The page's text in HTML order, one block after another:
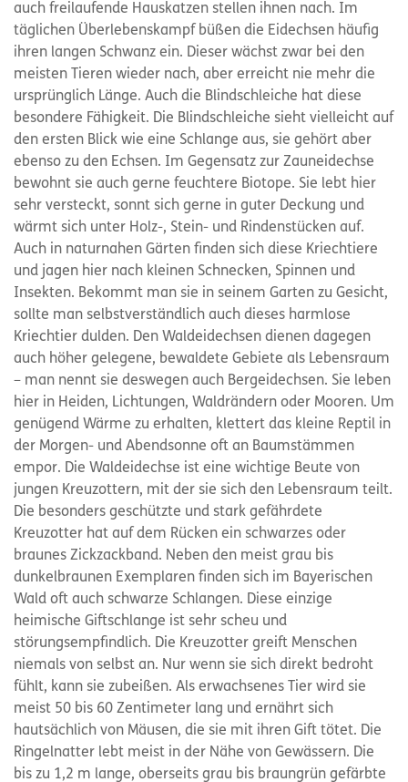
auch freilaufende Hauskatzen stellen ihnen nach. Im
täglichen Überlebenskampf büßen die Eidechsen häufig
ihren langen Schwanz ein. Dieser wächst zwar bei den
meisten Tieren wieder nach, aber erreicht nie mehr die
ursprünglich Länge. Auch die Blindschleiche hat diese
besondere Fähigkeit. Die Blindschleiche sieht vielleicht auf
den ersten Blick wie eine Schlange aus, sie gehört aber
ebenso zu den Echsen. Im Gegensatz zur Zauneidechse
bewohnt sie auch gerne feuchtere Biotope. Sie lebt hier
sehr versteckt, sonnt sich gerne in guter Deckung und
wärmt sich unter Holz-, Stein- und Rindenstücken auf.
Auch in naturnahen Gärten finden sich diese Kriechtiere
und jagen hier nach kleinen Schnecken, Spinnen und
Insekten. Bekommt man sie in seinem Garten zu Gesicht,
sollte man selbstverständlich auch dieses harmlose
Kriechtier dulden. Den Waldeidechsen dienen dagegen
auch höher gelegene, bewaldete Gebiete als Lebensraum
– man nennt sie deswegen auch Bergeidechsen. Sie leben
hier in Heiden, Lichtungen, Waldrändern oder Mooren. Um
genügend Wärme zu erhalten, klettert das kleine Reptil in
der Morgen- und Abendsonne oft an Baumstämmen
empor. Die Waldeidechse ist eine wichtige Beute von
jungen Kreuzottern, mit der sie sich den Lebensraum teilt.
Die besonders geschützte und stark gefährdete
Kreuzotter hat auf dem Rücken ein schwarzes oder
braunes Zickzackband. Neben den meist grau bis
dunkelbraunen Exemplaren finden sich im Bayerischen
Wald oft auch schwarze Schlangen. Diese einzige
heimische Giftschlange ist sehr scheu und
störungsempfindlich. Die Kreuzotter greift Menschen
niemals von selbst an. Nur wenn sie sich direkt bedroht
fühlt, kann sie zubeißen. Als erwachsenes Tier wird sie
meist 50 bis 60 Zentimeter lang und ernährt sich
hautsächlich von Mäusen, die sie mit ihren Gift tötet. Die
Ringelnatter lebt meist in der Nähe von Gewässern. Die
bis zu 1,2 m lange, oberseits grau bis braungrün gefärbte